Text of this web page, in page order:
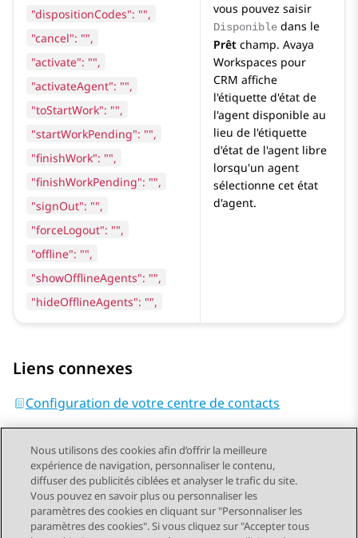
"dispositionCodes": "",
"cancel": "",
"activate": "",
"activateAgent": "",
"toStartWork": "",
"startWorkPending": "",
"finishWork": "",
"finishWorkPending": "",
"signOut": "",
"forceLogout": "",
"offline": "",
"showOfflineAgents": "",
"hideOfflineAgents": "",
vous pouvez saisir
Disponible dans le
Prêt champ. Avaya
Workspaces pour
CRM affiche
l'étiquette d'état de
l'agent disponible au
lieu de l'étiquette
d'état de l'agent libre
lorsqu'un agent
sélectionne cet état
d'agent.
Liens connexes
Configuration de votre centre de contacts
Send Feedback
Nous utilisons des cookies afin d’offrir la meilleure
expérience de navigation, personnaliser le contenu,
diffuser des publicités ciblées et analyser le trafic du site.
Vous pouvez en savoir plus ou personnaliser les
paramètres des cookies en cliquant sur "Personnaliser les
paramètres des cookies". Si vous cliquez sur "Accepter tous